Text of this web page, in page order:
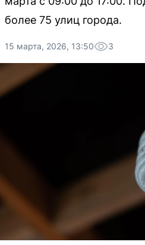
более 75 улиц города.
15 марта, 2026, 13:50 3